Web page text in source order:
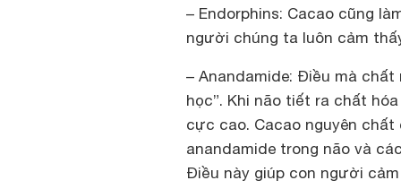
– Endorphins: Cacao cũng
người chúng ta luôn cảm
– Anandamide: Điều mà
học”. Khi não tiết ra chất
cực cao. Cacao nguyên
anandamide trong não và
Điều này giúp con người